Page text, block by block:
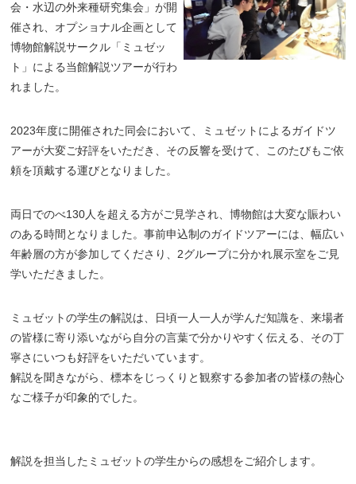
会・水辺の外来種研究集会」が開
催され、オプショナル企画として
博物館解説サークル「ミュゼッ
ト」による当館解説ツアーが行わ
れました。
2023年度に開催された同会において、ミュゼットによるガイドツ
アーが大変ご好評をいただき、その反響を受けて、このたびもご依
頼を頂戴する運びとなりました。
両日でのべ130人を超える方がご見学され、博物館は大変な賑わい
のある時間となりました。事前申込制のガイドツアーには、幅広い
年齢層の方が参加してくださり、2グループに分かれ展示室をご見
学いただきました。
ミュゼットの学生の解説は、日頃一人一人が学んだ知識を、来場者
の皆様に寄り添いながら自分の言葉で分かりやすく伝える、その丁
寧さにいつも好評をいただいています。
解説を聞きながら、標本をじっくりと観察する参加者の皆様の熱心
なご様子が印象的でした。
解説を担当したミュゼットの学生からの感想をご紹介します。